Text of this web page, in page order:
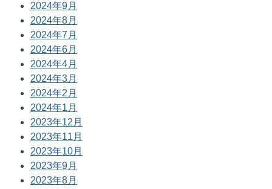
2024年9月
2024年8月
2024年7月
2024年6月
2024年4月
2024年3月
2024年2月
2024年1月
2023年12月
2023年11月
2023年10月
2023年9月
2023年8月